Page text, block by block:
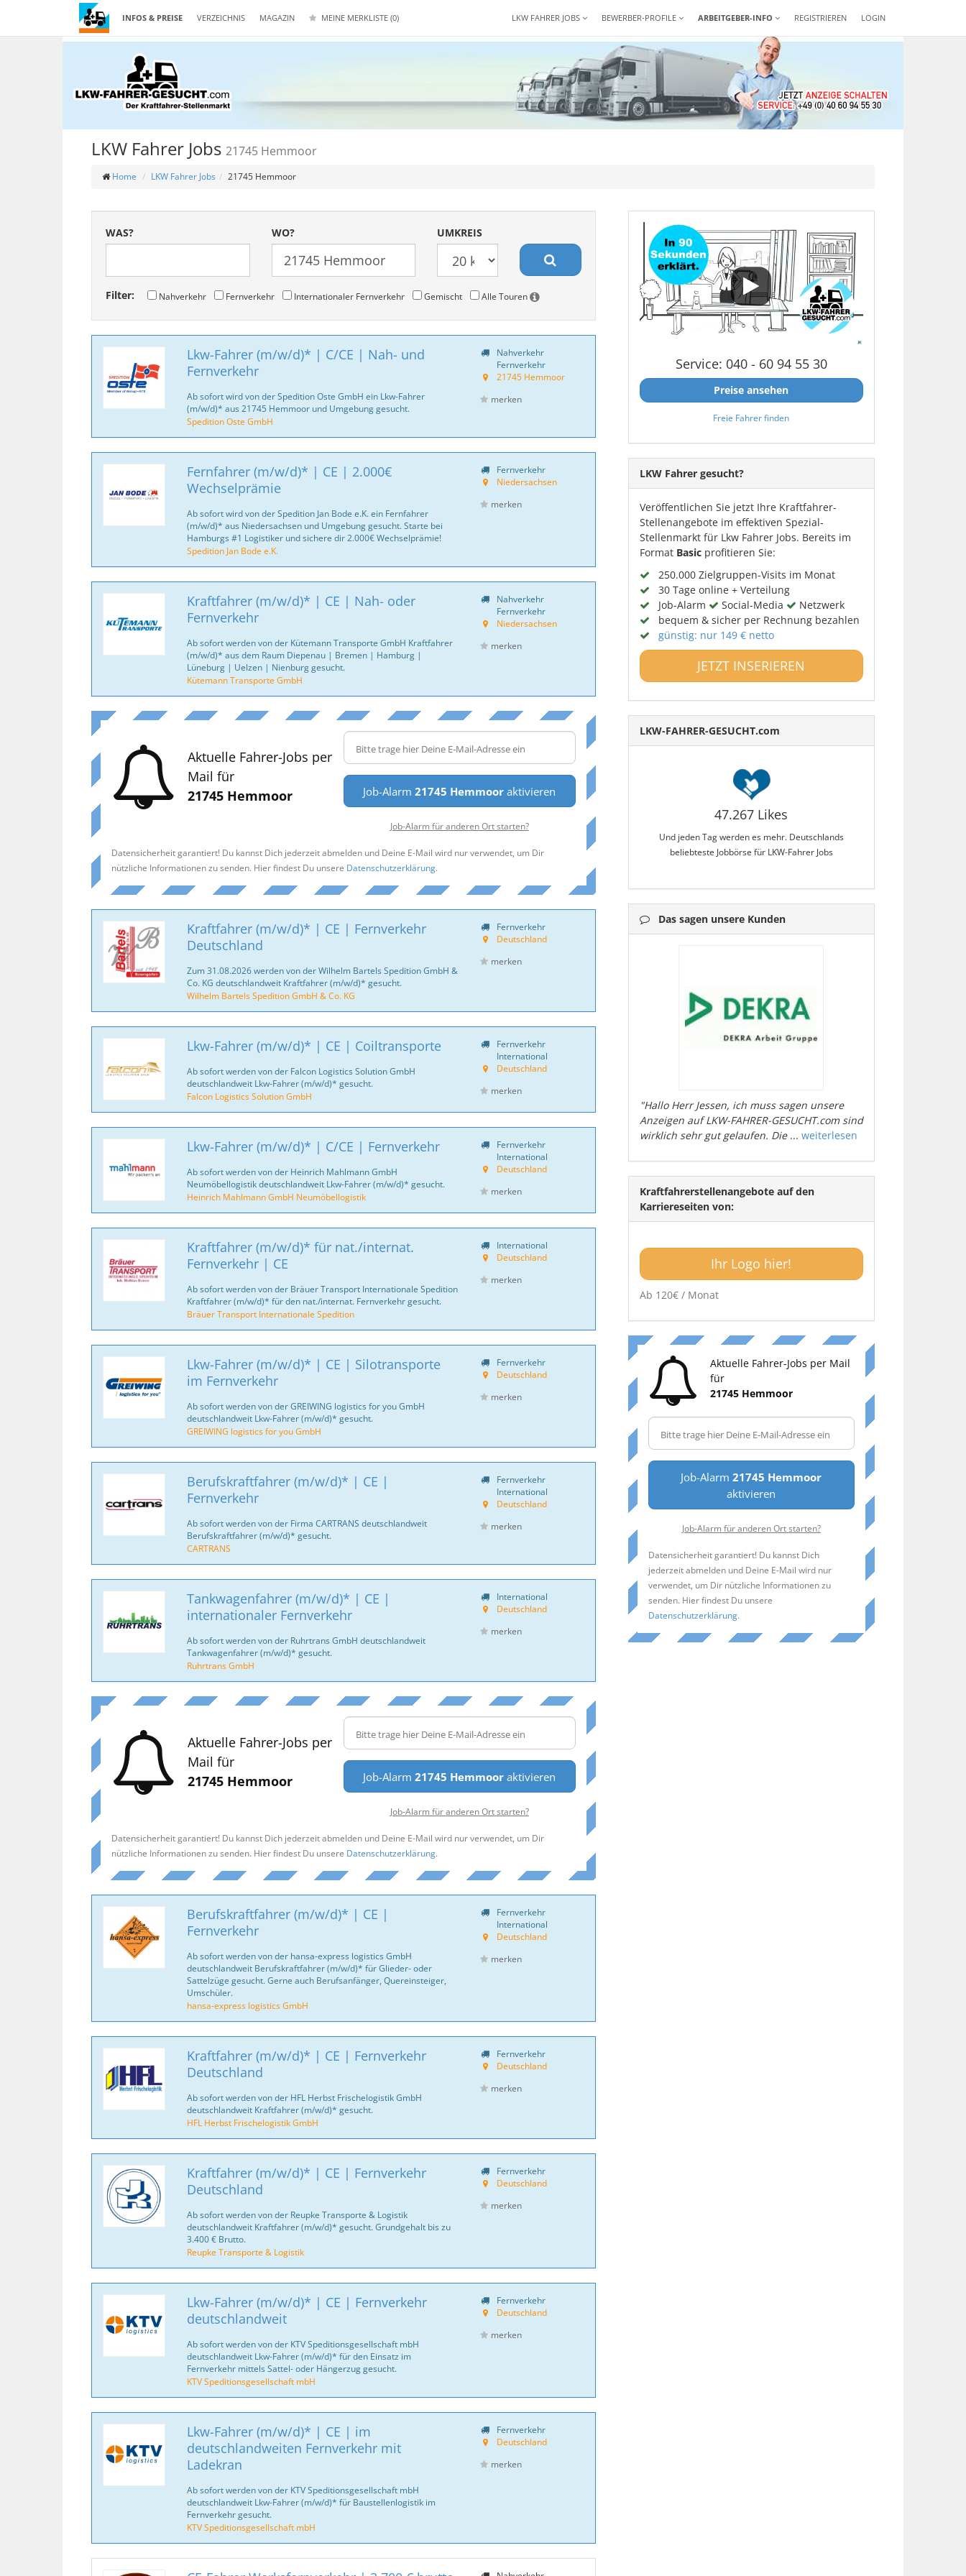
INFOS & PREISE VERZEICHNIS MAGAZIN MEINE MERKLISTE (0) REGISTRIEREN LOGIN
LKW FAHRER JOBS BEWERBER-PROFILE ARBEITGEBER-INFO
LKW Fahrer Jobs 21745 Hemmoor
Home LKW Fahrer Jobs 21745 Hemmoor
WAS? WO? UMKREIS
Filter: Nahverkehr Fernverkehr Internationaler Fernverkehr Gemischt Alle Touren
Lkw-Fahrer (m/w/d)* | C/CE | Nah- und
Fernverkehr
Ab sofort wird von der Spedition Oste GmbH ein Lkw-Fahrer
(m/w/d)* aus 21745 Hemmoor und Umgebung gesucht.
Spedition Oste GmbH
Nahverkehr
Fernverkehr
21745 Hemmoor
merken
Fernfahrer (m/w/d)* | CE | 2.000€
Wechselprämie
Ab sofort wird von der Spedition Jan Bode e.K. ein Fernfahrer
(m/w/d)* aus Niedersachsen und Umgebung gesucht. Starte bei
Hamburgs #1 Logistiker und sichere dir 2.000€ Wechselprämie!
Spedition Jan Bode e.K.
Fernverkehr
Niedersachsen
merken
Kraftfahrer (m/w/d)* | CE | Nah- oder
Fernverkehr
Ab sofort werden von der Kütemann Transporte GmbH Kraftfahrer
(m/w/d)* aus dem Raum Diepenau | Bremen | Hamburg |
Lüneburg | Uelzen | Nienburg gesucht.
Kütemann Transporte GmbH
Nahverkehr
Fernverkehr
Niedersachsen
merken
Aktuelle Fahrer-Jobs per
Mail für
21745 Hemmoor
Job-Alarm21745 Hemmoor aktivieren
Job-Alarm für anderen Ort starten?
Datensicherheit garantiert! Du kannst Dich jederzeit abmelden und Deine E-Mail wird nur verwendet, um Dir
nützliche Informationen zu senden. Hier findest Du unsere Datenschutzerklärung.
Kraftfahrer (m/w/d)* | CE | Fernverkehr
Deutschland
Zum 31.08.2026 werden von der Wilhelm Bartels Spedition GmbH &
Co. KG deutschlandweit Kraftfahrer (m/w/d)* gesucht.
Wilhelm Bartels Spedition GmbH & Co. KG
Fernverkehr
Deutschland
merken
Lkw-Fahrer (m/w/d)* | CE | Coiltransporte
Ab sofort werden von der Falcon Logistics Solution GmbH
deutschlandweit Lkw-Fahrer (m/w/d)* gesucht.
Falcon Logistics Solution GmbH
Fernverkehr
International
Deutschland
merken
Lkw-Fahrer (m/w/d)* | C/CE | Fernverkehr
Ab sofort werden von der Heinrich Mahlmann GmbH
Neumöbellogistik deutschlandweit Lkw-Fahrer (m/w/d)* gesucht.
Heinrich Mahlmann GmbH Neumöbellogistik
Fernverkehr
International
Deutschland
merken
Kraftfahrer (m/w/d)* für nat./internat.
Fernverkehr | CE
Ab sofort werden von der Bräuer Transport Internationale Spedition
Kraftfahrer (m/w/d)* für den nat./internat. Fernverkehr gesucht.
Bräuer Transport Internationale Spedition
International
Deutschland
merken
Lkw-Fahrer (m/w/d)* | CE | Silotransporte
im Fernverkehr
Ab sofort werden von der GREIWING logistics for you GmbH
deutschlandweit Lkw-Fahrer (m/w/d)* gesucht.
GREIWING logistics for you GmbH
Fernverkehr
Deutschland
merken
Berufskraftfahrer (m/w/d)* | CE |
Fernverkehr
Ab sofort werden von der Firma CARTRANS deutschlandweit
Berufskraftfahrer (m/w/d)* gesucht.
CARTRANS
Fernverkehr
International
Deutschland
merken
Tankwagenfahrer (m/w/d)* | CE |
internationaler Fernverkehr
Ab sofort werden von der Ruhrtrans GmbH deutschlandweit
Tankwagenfahrer (m/w/d)* gesucht.
Ruhrtrans GmbH
International
Deutschland
merken
Aktuelle Fahrer-Jobs per
Mail für
21745 Hemmoor
Job-Alarm21745 Hemmoor aktivieren
Job-Alarm für anderen Ort starten?
Datensicherheit garantiert! Du kannst Dich jederzeit abmelden und Deine E-Mail wird nur verwendet, um Dir
nützliche Informationen zu senden. Hier findest Du unsere Datenschutzerklärung.
Berufskraftfahrer (m/w/d)* | CE |
Fernverkehr
Ab sofort werden von der hansa-express logistics GmbH
deutschlandweit Berufskraftfahrer (m/w/d)* für Glieder- oder
Sattelzüge gesucht. Gerne auch Berufsanfänger, Quereinsteiger,
Umschüler.
hansa-express logistics GmbH
Fernverkehr
International
Deutschland
merken
Kraftfahrer (m/w/d)* | CE | Fernverkehr
Deutschland
Ab sofort werden von der HFL Herbst Frischelogistik GmbH
deutschlandweit Kraftfahrer (m/w/d)* gesucht.
HFL Herbst Frischelogistik GmbH
Fernverkehr
Deutschland
merken
Kraftfahrer (m/w/d)* | CE | Fernverkehr
Deutschland
Ab sofort werden von der Reupke Transporte & Logistik
deutschlandweit Kraftfahrer (m/w/d)* gesucht. Grundgehalt bis zu
3.400 € Brutto.
Reupke Transporte & Logistik
Fernverkehr
Deutschland
merken
Lkw-Fahrer (m/w/d)* | CE | Fernverkehr
deutschlandweit
Ab sofort werden von der KTV Speditionsgesellschaft mbH
deutschlandweit Lkw-Fahrer (m/w/d)* für den Einsatz im
Fernverkehr mittels Sattel- oder Hängerzug gesucht.
KTV Speditionsgesellschaft mbH
Fernverkehr
Deutschland
merken
Lkw-Fahrer (m/w/d)* | CE | im
deutschlandweiten Fernverkehr mit
Ladekran
Ab sofort werden von der KTV Speditionsgesellschaft mbH
deutschlandweit Lkw-Fahrer (m/w/d)* für Baustellenlogistik im
Fernverkehr gesucht.
KTV Speditionsgesellschaft mbH
Fernverkehr
Deutschland
merken
Service: 040 - 60 94 55 30
Preise ansehen
Freie Fahrer finden
LKW Fahrer gesucht?
Veröffentlichen Sie jetzt Ihre Kraftfahrer-
Stellenangebote im effektiven Spezial-
Stellenmarkt für Lkw Fahrer Jobs. Bereits im
Format Basicprofitieren Sie:
250.000 Zielgruppen-Visits im Monat
30 Tage online + Verteilung
Job-Alarm
Social-Media
Netzwerk
bequem & sicher per Rechnung bezahlen
günstig: nur 149 € netto
JETZT INSERIEREN
LKW-FAHRER-GESUCHT.com
47.267 Likes
Und jeden Tag werden es mehr. Deutschlands
beliebteste Jobbörse für LKW-Fahrer Jobs
Das sagen unsere Kunden
"Hallo Herr Jessen, ich muss sagen unsere
Anzeigen auf LKW-FAHRER-GESUCHT.com sind
wirklich sehr gut gelaufen. Die... weiterlesen
Kraftfahrerstellenangebote auf den
Karriereseiten von:
Ihr Logo hier!
Ab 120€ / Monat
Aktuelle Fahrer-Jobs per Mail
für
21745 Hemmoor
Job-Alarm21745 Hemmoor
aktivieren
Job-Alarm für anderen Ort starten?
Datensicherheit garantiert! Du kannst Dich
jederzeit abmelden und Deine E-Mail wird nur
verwendet, um Dir nützliche Informationen zu
senden. Hier findest Du unsere
Datenschutzerklärung.